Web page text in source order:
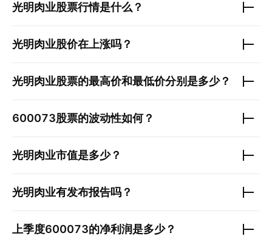
光明肉业股票行情是什么？
光明肉业股价在上涨吗？
光明肉业股票的最高价和最低价分别是多少？
600073股票的波动性如何？
光明肉业市值是多少？
光明肉业有发布报告吗？
上季度600073的净利润是多少？